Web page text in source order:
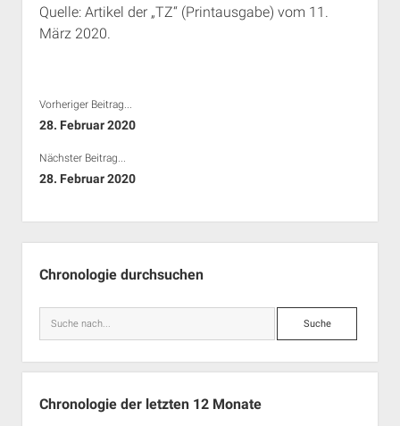
Quelle: Artikel der „TZ“ (Printausgabe) vom 11.
März 2020.
Vorheriger Beitrag...
28. Februar 2020
Nächster Beitrag...
28. Februar 2020
Chronologie durchsuchen
Suche
Chronologie der letzten 12 Monate